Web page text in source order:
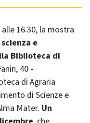
alle 16.30, la mostra
e
Biblioteca di
40 -
di Agraria
di Scienze e
Mater. Un